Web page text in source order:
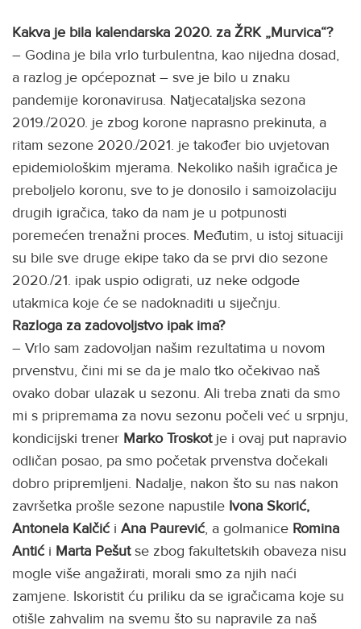
Kakva je bila kalendarska 2020. za ŽRK „Murvica“?
– Godina je bila vrlo turbulentna, kao nijedna dosad,
a razlog je općepoznat – sve je bilo u znaku
pandemije koronavirusa. Natjecataljska sezona
2019./2020. je zbog korone naprasno prekinuta, a
ritam sezone 2020./2021. je također bio uvjetovan
epidemiološkim mjerama. Nekoliko naših igračica je
preboljelo koronu, sve to je donosilo i samoizolaciju
drugih igračica, tako da nam je u potpunosti
poremećen trenažni proces. Međutim, u istoj situaciji
su bile sve druge ekipe tako da se prvi dio sezone
2020./21. ipak uspio odigrati, uz neke odgode
utakmica koje će se nadoknaditi u siječnju.
Razloga za zadovoljstvo ipak ima?
– Vrlo sam zadovoljan našim rezultatima u novom
prvenstvu, čini mi se da je malo tko očekivao naš
ovako dobar ulazak u sezonu. Ali treba znati da smo
mi s pripremama za novu sezonu počeli već u srpnju,
kondicijski trener Marko Troskotje i ovaj put napravio
odličan posao, pa smo početak prvenstva dočekali
dobro pripremljeni. Nadalje, nakon što su nas nakon
završetka prošle sezone napustile Ivona Skorić,
Antonela Kalčići Ana Paurević, a golmanice Romina
Antići Marta Pešutse zbog fakultetskih obaveza nisu
mogle više angažirati, morali smo za njih naći
zamjene. Iskoristit ću priliku da se igračicama koje su
otišle zahvalim na svemu što su napravile za naš